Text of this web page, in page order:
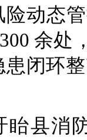
动态
余处
患闭环
眙县消